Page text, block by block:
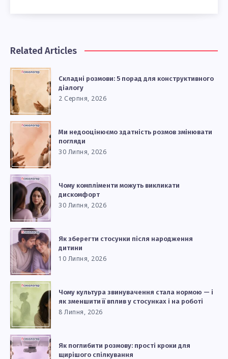
Related Articles
Складні розмови: 5 порад для конструктивного
діалогу
2 Серпня, 2026
Ми недооцінюємо здатність розмов змінювати
погляди
30 Липня, 2026
Чому компліменти можуть викликати
дискомфорт
30 Липня, 2026
Як зберегти стосунки після народження
дитини
10 Липня, 2026
Чому культура звинувачення стала нормою — і
як зменшити її вплив у стосунках і на роботі
8 Липня, 2026
Як поглибити розмову: прості кроки для
щирішого спілкування